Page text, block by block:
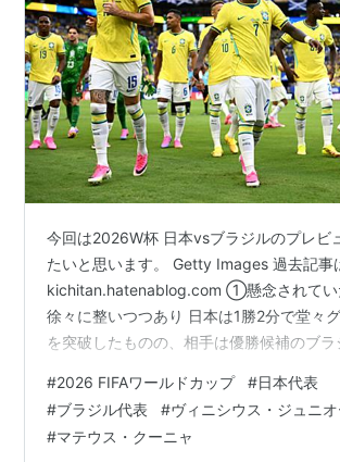
今回は2026W杯 日本vsブラジルのプレビ
たいと思います。 Getty Images 過去記
kichitan.hatenablog.com ①懸念されてい
徐々に整いつつあり 日本は1勝2分で堂々
を突破したものの、相手は優勝候補のブラ
での敗北の歴史を思い出してしまいます。
もグループリーグを2勝1分で終えており、
悪くない方。初戦で懸念されていた組織力
#2026 FIFAワールドカップ #日本代表
#ブラジル代表 #ヴィニシウス・ジュニ
#マテウス・クーニャ